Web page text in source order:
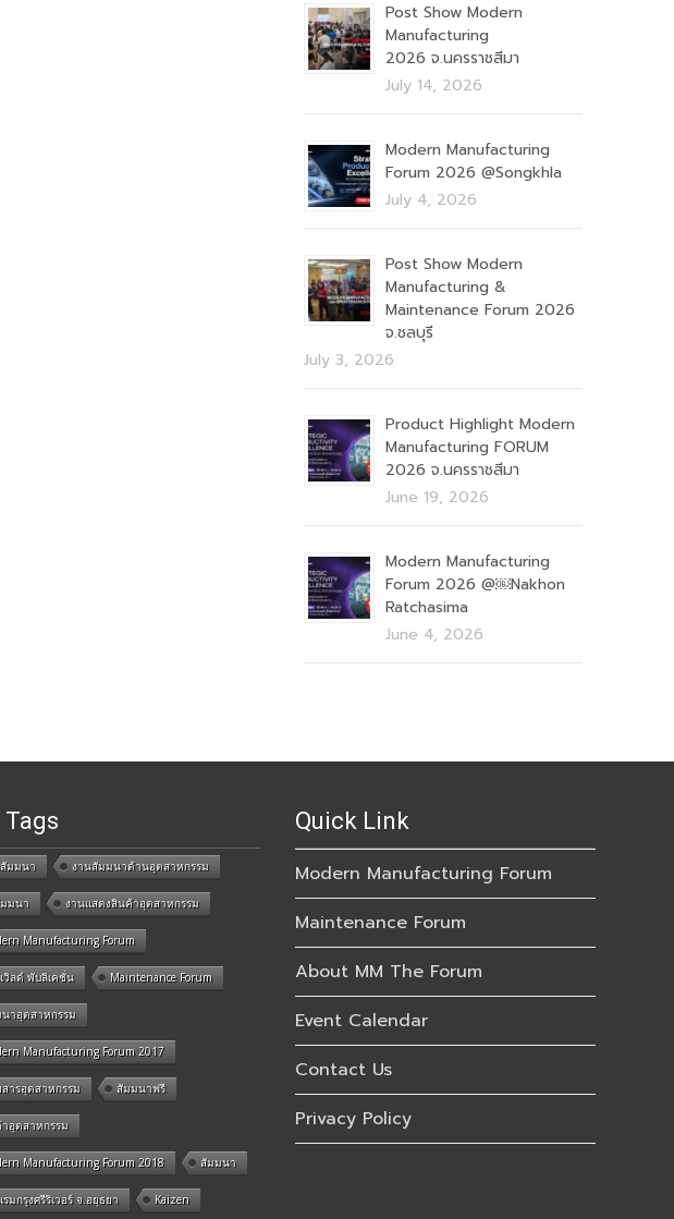
Post Show Modern
Manufacturing
2026 จ.นครราชสีมา
July 14, 2026
Modern Manufacturing
Forum 2026 @Songkhla
July 4, 2026
Post Show Modern
Manufacturing &
Maintenance Forum 2026
จ.ชลบุรี
July 3, 2026
Product Highlight Modern
Manufacturing FORUM
2026 จ.นครราชสีมา
June 19, 2026
Modern Manufacturing
Forum 2026 @￼Nakhon
Ratchasima
June 4, 2026
มมนา งานสัมมนาด้านอุตสาหกรรม
มนา งานแสดงสินค้าอุตสาหกรรม
Manufacturing Forum
วิลด์ พับลิเคชั่น Maintenance Forum
าอุตสาหกรรม
Manufacturing Forum 2017
ารอุตสาหกรรม สัมมนาฟรี
อุตสาหกรรม
Manufacturing Forum 2018 สัมมนา
รมกรุงศรีริเวอร์ จ.อยุธยา Kaizen
Quick Link
Modern Manufacturing Forum
Maintenance Forum
About MM The Forum
Event Calendar
Contact Us
Privacy Policy